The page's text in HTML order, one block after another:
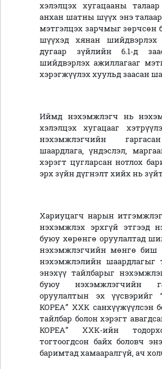
хэлэлцэх хугацааны
анхан шатны шүүх энэ
мэтгэлцэх зарчмыг зөрчсөн
шүүхэд хянан
дугаар зүйлийн 6.1-д
шийдвэрлэх ажиллагааг
хэрэгжүүлэх хуульд заасан
Иймд нэхэмжлэгч нь
хэлэлцэх хугацааг
нэхэмжлэгчийн
шаардлага, үндэслэл,
хэрэгт цугларсан нотлох
эрх зүйн дүгнэлт хийх нь
Хариуцагч нарын
нэхэмжлэх эрхгүй этгээд
буюу хөрөнгө оруулалтад
нэхэмжлэгчийн мөнгө биш
нэхэмжлэлийн шаардлагыг
энэхүү тайлбарыг
буюу нэхэмжлэгчийн
оруулалтын эх
КОРЕА” ХХК санхүүжүүлсэн
тайлбар болон хэрэгт
КОРЕА” ХХК-ийн
тогтоогдсон байх боловч
баримтад хамааралгүй, ач